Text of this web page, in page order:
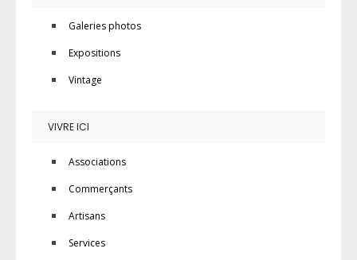
Galeries photos
Expositions
Vintage
VIVRE ICI
Associations
Commerçants
Artisans
Services